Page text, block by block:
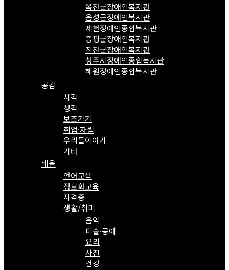
옥천군장애인복지관
음성군장애인복지관
제천장애인종합복지관
증평군장애인복지관
진천군장애인복지관
청주시장애인종합복지관
혜원장애인종합복지관
공감
시각
청각
보조기기
취업·자립
우리들이야기
기타
배움
언어교육
정보화교육
자격증
생활/취미
음악
미술·공예
요리
사진
건강